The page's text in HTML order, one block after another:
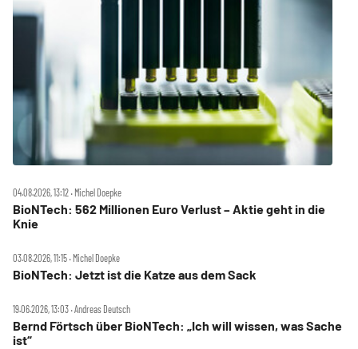
04.08.2026, 13:12 ‧ Michel Doepke
BioNTech: 562 Millionen Euro Verlust – Aktie geht in die
Knie
03.08.2026, 11:15 ‧ Michel Doepke
BioNTech: Jetzt ist die Katze aus dem Sack
19.06.2026, 13:03 ‧ Andreas Deutsch
Bernd Förtsch über BioNTech: „Ich will wissen, was Sache
ist“